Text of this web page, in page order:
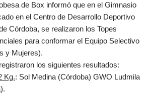
de Box informó que en el Gimnasio
en el Centro de Desarrollo Deportivo
Córdoba, se realizaron los Topes
para conformar el Equipo Selectivo
y Mujeres).
los siguientes resultados:
Kg.: Sol Medina (Córdoba) GWO Ludmila